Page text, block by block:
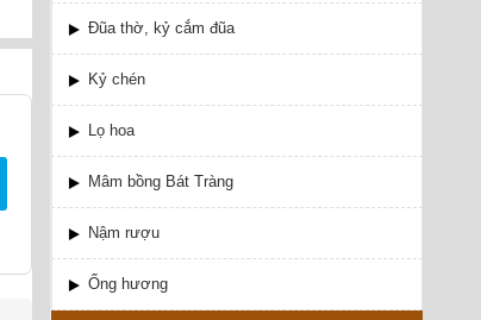
Đũa thờ, kỷ cắm đũa
Kỷ chén
Lọ hoa
Mâm bồng Bát Tràng
Nậm rượu
Ống hương